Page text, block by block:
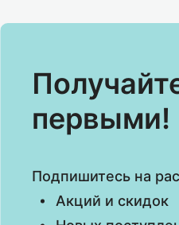
первыми!
Подпишитесь на
Акций и скидок